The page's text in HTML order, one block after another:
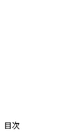
etc...
目次